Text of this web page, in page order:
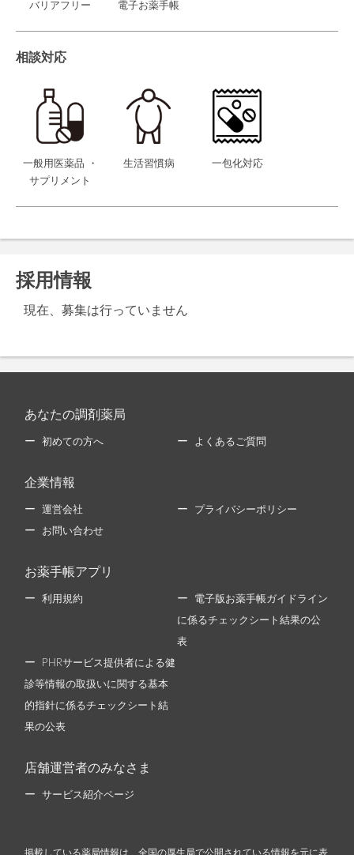
バリアフリー 電子お薬手帳
相談対応
一般用医薬品 ・
サプリメント
生活習慣病 一包化対応
採用情報
現在、募集は行っていません
あなたの調剤薬局
初めての方へ よくあるご質問
企業情報
運営会社 プライバシーポリシー
お問い合わせ
お薬手帳アプリ
利用規約 電子版お薬手帳ガイドライン
に係るチェックシート結果の公
表
PHRサービス提供者による健
診等情報の取扱いに関する基本
的指針に係るチェックシート結
果の公表
店舗運営者のみなさま
サービス紹介ページ
掲載している薬局情報は、全国の厚生局で公開されている情報を元に表